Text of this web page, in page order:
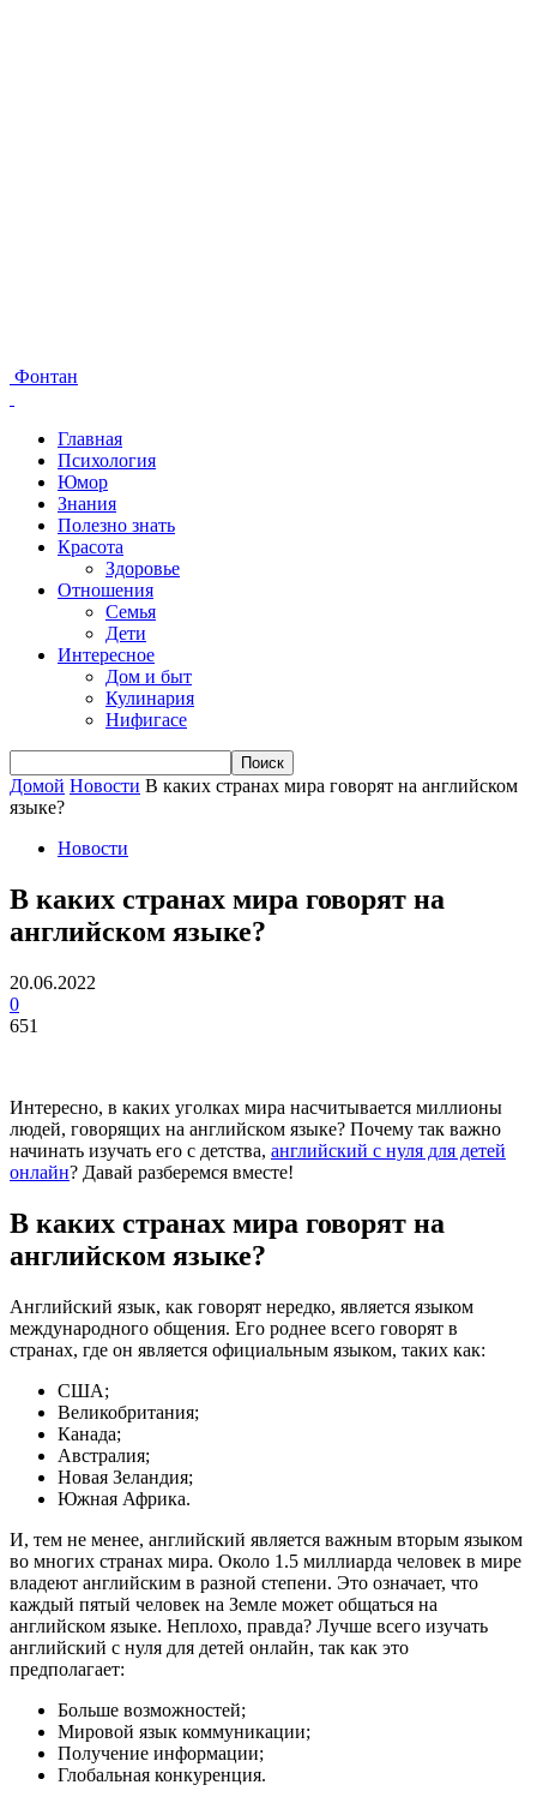
Фонтан
Главная
Психология
Юмор
Знания
Полезно знать
Красота
Здоровье
Отношения
Семья
Дети
Интересное
Дом и быт
Кулинария
Нифигасе
Домой Новости В каких странах мира говорят на английском
языке?
Новости
В каких странах мира говорят на
английском языке?
20.06.2022
0
651
Интересно, в каких уголках мира насчитывается миллионы
людей, говорящих на английском языке? Почему так важно
начинать изучать его с детства, английский с нуля для детей
онлайн? Давай разберемся вместе!
В каких странах мира говорят на
английском языке?
Английский язык, как говорят нередко, является языком
международного общения. Его роднее всего говорят в
странах, где он является официальным языком, таких как:
США;
Великобритания;
Канада;
Австралия;
Новая Зеландия;
Южная Африка.
И, тем не менее, английский является важным вторым языком
во многих странах мира. Около 1.5 миллиарда человек в мире
владеют английским в разной степени. Это означает, что
каждый пятый человек на Земле может общаться на
английском языке. Неплохо, правда? Лучше всего изучать
английский с нуля для детей онлайн, так как это
предполагает:
Больше возможностей;
Мировой язык коммуникации;
Получение информации;
Глобальная конкуренция.